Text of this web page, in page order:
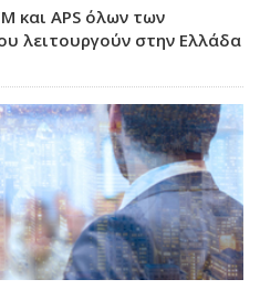
και APS όλων των
λειτουργούν στην Ελλάδα